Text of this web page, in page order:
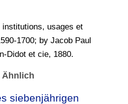
usages et
1700; by Jacob Paul
Didot et cie, 1880.
Ähnlich
siebenjährigen